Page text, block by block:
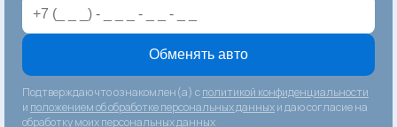
Обменять авто
Подтверждаю что ознакомлен(а) сполитикой конфиденциальности
и положением об обработке персональных данныхи даю согласие на
обработку моих персональных данных